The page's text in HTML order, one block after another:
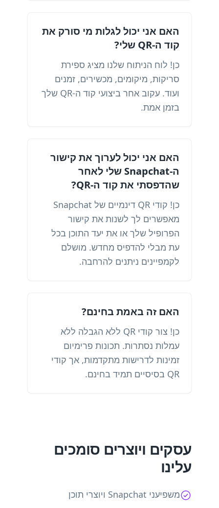
האם אני יכול לגלות מי סורק את
קוד ה-QR שלי?
כן! לוח הניתוח שלנו מציג ספירת
סריקות, מיקומים, מכשירים, זמנים
ועוד. עקוב אחר ביצועי קוד ה-QR שלך
בזמן אמת.
האם אני יכול לערוך את קישור
ה-Snapchat שלי לאחר
שהדפסתי את קוד ה-QR?
כן! קודי QR דינמיים של Snapchat
מאפשרים לך לשנות את קישור
הפרופיל שלך או את יעד התוכן בכל
עת מבלי להדפיס מחדש. מושלם
לקמפיינים ניתנים להרחבה.
האם זה באמת בחינם?
כן! צור קודי QR ללא הגבלה ללא
עמלות נסתרות. תכונות פרימיום
זמינות לדרישות מתקדמות, אך קודי
QR בסיסיים תמיד בחינם.
עסקים ויוצרים סומכים
עלינו
משפיעני Snapchat ויוצרי תוכן